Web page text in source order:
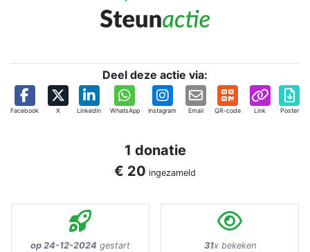
Deel deze actie via:
Facebook X Linkedin WhatsApp Instagram Email QR-code Link Poster
1 donatie
€ 20 ingezameld
op 24-12-2024 gestart 31x bekeken